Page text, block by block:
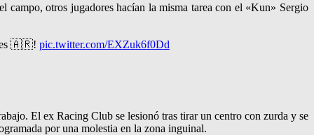
campo, otros jugadores hacían la misma tarea con el «Kun» Sergio
🇦🇷! pic.twitter.com/EXZuk6f0Dd
El ex Racing Club se lesionó tras tirar un centro con zurda y se
por una molestia en la zona inguinal.